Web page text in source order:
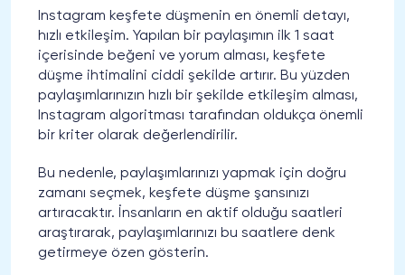
Instagram keşfete düşmenin en önemli detayı,
hızlı etkileşim. Yapılan bir paylaşımın ilk 1 saat
içerisinde beğeni ve yorum alması, keşfete
düşme ihtimalini ciddi şekilde artırır. Bu yüzden
paylaşımlarınızın hızlı bir şekilde etkileşim alması,
Instagram algoritması tarafından oldukça önemli
bir kriter olarak değerlendirilir.
Bu nedenle, paylaşımlarınızı yapmak için doğru
zamanı seçmek, keşfete düşme şansınızı
artıracaktır. İnsanların en aktif olduğu saatleri
araştırarak, paylaşımlarınızı bu saatlere denk
getirmeye özen gösterin.